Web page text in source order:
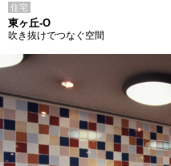
住宅
東ヶ丘-O
吹き抜けでつなぐ空間